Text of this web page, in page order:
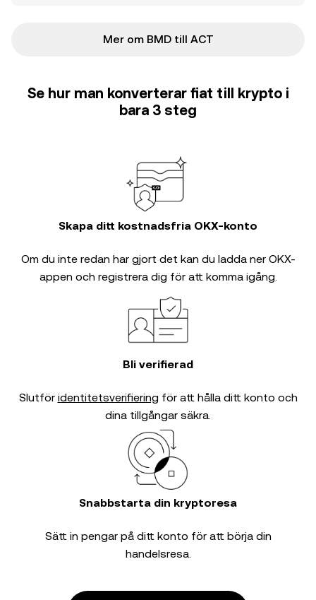
Mer om BMD till ACT
Se hur man konverterar fiat till krypto i
bara 3 steg
Skapa ditt kostnadsfria OKX-konto
Om du inte redan har gjort det kan du ladda ner OKX-
appen och registrera dig för att komma igång.
Bli verifierad
Slutför identitetsverifiering för att hålla ditt konto och
dina tillgångar säkra.
Snabbstarta din kryptoresa
Sätt in pengar på ditt konto för att börja din
handelsresa.